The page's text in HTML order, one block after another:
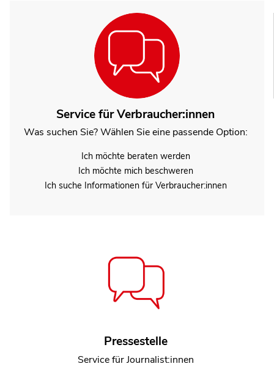
Service für Verbraucher:innen
Was suchen Sie? Wählen Sie eine passende Option:
Ich möchte beraten werden
Ich möchte mich beschweren
Ich suche Informationen für Verbraucher:innen
Pressestelle
Service für Journalist:innen
Lina Ehrig
Leiterin Team Digitales und Medien